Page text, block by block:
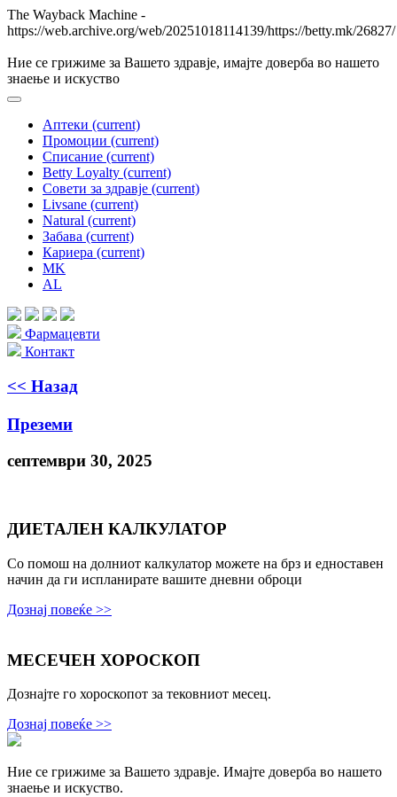
The Wayback Machine -
https://web.archive.org/web/20251018114139/https://betty.mk/26827/
Ние се грижиме за Вашето здравје, имајте доверба во нашето
знаење и искуствo
Аптеки (current)
Промоции (current)
Списание (current)
Betty Loyalty (current)
Совети за здравје (current)
Livsane (current)
Natural (current)
Забава (current)
Кариера (current)
MK
AL
Фармацевти
Контакт
<< Назад
Преземи
септември 30, 2025
ДИЕТАЛЕН КАЛКУЛАТОР
Со помош на долниот калкулатор можете на брз и едноставен
начин да ги испланирате вашите дневни оброци
Дознај повеќе >>
МЕСЕЧЕН ХОРОСКОП
Дознајте го хороскопот за тековниот месец.
Дознај повеќе >>
Ние се грижиме за Вашето здравје. Имајте доверба во нашето
знаење и искуствo.